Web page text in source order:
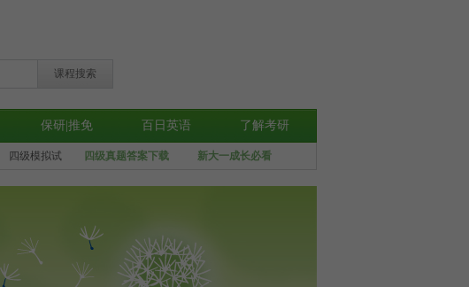
课程搜索
保研|推免 百日英语 了解考研
四级模拟试 四级真题答案下载 新大一成长必看